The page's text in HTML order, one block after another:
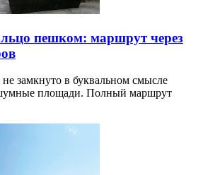
пешком: маршрут через
не замкнуто в буквальном смысле
площади. Полный маршрут